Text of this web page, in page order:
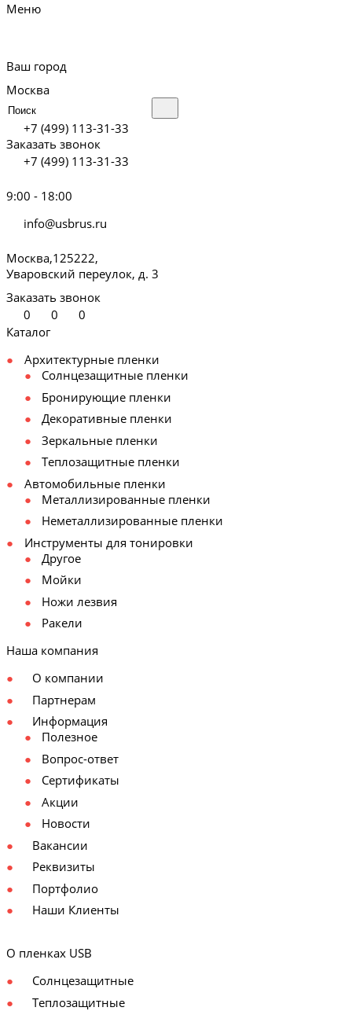
Меню
Ваш город
Москва
+7 (499) 113-31-33
Заказать звонок
+7 (499) 113-31-33
9:00 - 18:00
info@usbrus.ru
Москва,125222,
Уваровский переулок, д. 3
Заказать звонок
0
0
0
Каталог
Архитектурные пленки
Солнцезащитные пленки
Бронирующие пленки
Декоративные пленки
Зеркальные пленки
Теплозащитные пленки
Автомобильные пленки
Металлизированные пленки
Неметаллизированные пленки
Инструменты для тонировки
Другое
Мойки
Ножи лезвия
Ракели
Наша компания
О компании
Партнерам
Информация
Полезное
Вопрос-ответ
Сертификаты
Акции
Новости
Вакансии
Реквизиты
Портфолио
Наши Клиенты
О пленках USB
Солнцезащитные
Теплозащитные